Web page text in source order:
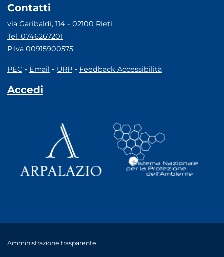
Contatti
via Garibaldi, 114 - 02100 Rieti
Tel. 0746267201
P.Iva 00915900575
PEC - Email - URP - Feedback Accessibilità
Accedi
Amministrazione trasparente